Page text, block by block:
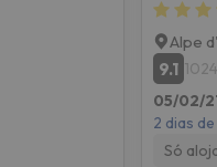
Alpe
9.1
05/02/
2 dias
Só